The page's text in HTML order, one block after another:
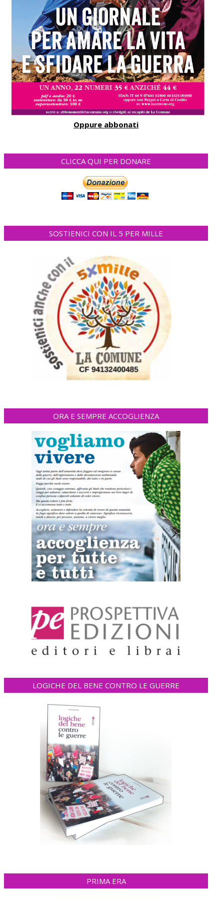
Oppure abbonati
CLICCA QUI PER DONARE
SOSTIENICI CON IL 5 PER MILLE
ORA E SEMPRE ACCOGLIENZA
LOGICHE DEL BENE CONTRO LE GUERRE
PRIMA ERA